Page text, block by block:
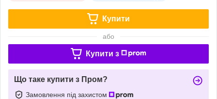
Купити
або
Купити з
Що таке купити з Пром?
Замовлення під захистом